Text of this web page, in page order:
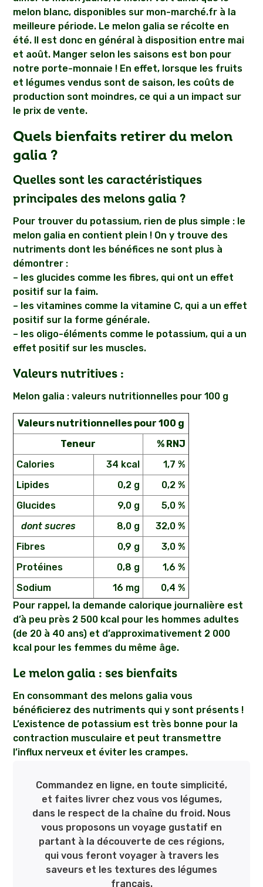
melon blanc, disponibles sur mon-marché.fr à la
meilleure période. Le melon galia se récolte en
été. Il est donc en général à disposition entre mai
et août. Manger selon les saisons est bon pour
notre porte-monnaie ! En effet, lorsque les fruits
et légumes vendus sont de saison, les coûts de
production sont moindres, ce qui a un impact sur
le prix de vente.
Quels bienfaits retirer du melon
galia ?
Quelles sont les caractéristiques
principales des melons galia ?
Pour trouver du potassium, rien de plus simple : le
melon galia en contient plein ! On y trouve des
nutriments dont les bénéfices ne sont plus à
démontrer :
– les glucides comme les fibres, qui ont un effet
positif sur la faim.
– les vitamines comme la vitamine C, qui a un effet
positif sur la forme générale.
– les oligo-éléments comme le potassium, qui a un
effet positif sur les muscles.
Valeurs nutritives :
Melon galia : valeurs nutritionnelles pour 100 g
Valeurs nutritionnelles pour 100 g
Teneur
% RNJ
Calories
34 kcal
1,7 %
Lipides
0,2 g
0,2 %
Glucides
9,0 g
5,0 %
dont sucres
8,0 g
32,0 %
Fibres
0,9 g
3,0 %
Protéines
0,8 g
1,6 %
Sodium
16 mg
0,4 %
Pour rappel, la demande calorique journalière est
d’à peu près 2 500 kcal pour les hommes adultes
(de 20 à 40 ans) et d’approximativement 2 000
kcal pour les femmes du même âge.
Le melon galia : ses bienfaits
En consommant des melons galia vous
bénéficierez des nutriments qui y sont présents !
L’existence de potassium est très bonne pour la
contraction musculaire et peut transmettre
l’influx nerveux et éviter les crampes.
Commandez en ligne, en toute simplicité,
et faites livrer chez vous vos légumes,
dans le respect de la chaîne du froid. Nous
vous proposons un voyage gustatif en
partant à la découverte de ces régions,
qui vous feront voyager à travers les
saveurs et les textures des légumes
français.